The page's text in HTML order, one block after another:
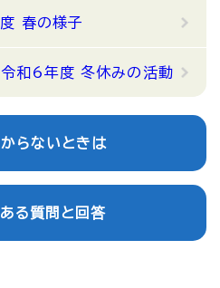
春の様子
和6年度 冬休みの活動
らないときは
る質問と回答